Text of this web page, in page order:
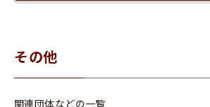
その他
関連団体などの一覧